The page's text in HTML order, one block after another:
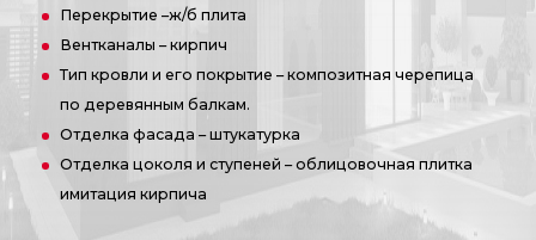
Перекрытие –ж/б плита
Вентканалы – кирпич
Тип кровли и его покрытие – композитная черепица
по деревянным балкам.
Отделка фасада – штукатурка
Отделка цоколя и ступеней – облицовочная плитка
имитация кирпича